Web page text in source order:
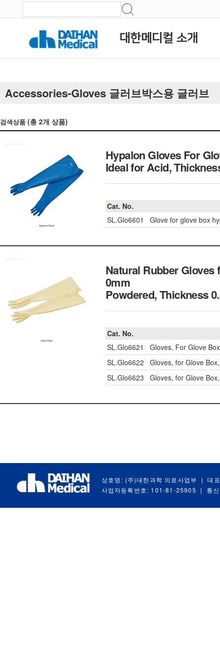
대한메디컬 소개
Accessories-Gloves 글러브박스용 글러브
검색상품 (총 2개 상품)
Hypalon Gloves For
Ideal for Acid,
Cat. No.
SL.Glo6601
Glove for glove box
Natural Rubber Gloves
0mm
Powdered, Thickness
Cat. No.
SL.Glo6621
Gloves, For Glove
SL.Glo6622
Gloves, for Glove
SL.Glo6623
Gloves, for Glove
상호명: (주)대한과학 의료사업부 |
대
사업자등록번호: 101-81-25905
| 통